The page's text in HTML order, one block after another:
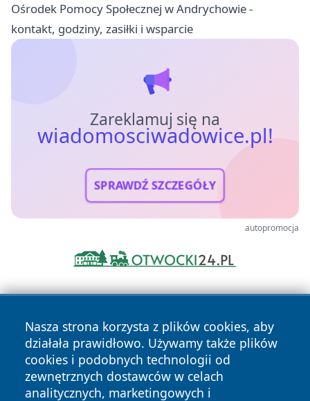
Ośrodek Pomocy Społecznej w Andrychowie -
kontakt, godziny, zasiłki i wsparcie
Zareklamuj się na
wiadomosciwadowice.pl!
SPRAWDŹ SZCZEGÓŁY
autopromocja
Nasza strona korzysta z plików cookies, aby
działała prawidłowo. Używamy także plików
cookies i podobnych technologii od
zewnętrznych dostawców w celach
analitycznych, marketingowych i
Copyright © 2026 wiadomosciwadowice.pl Wszystkie prawa
zastrzeżone.